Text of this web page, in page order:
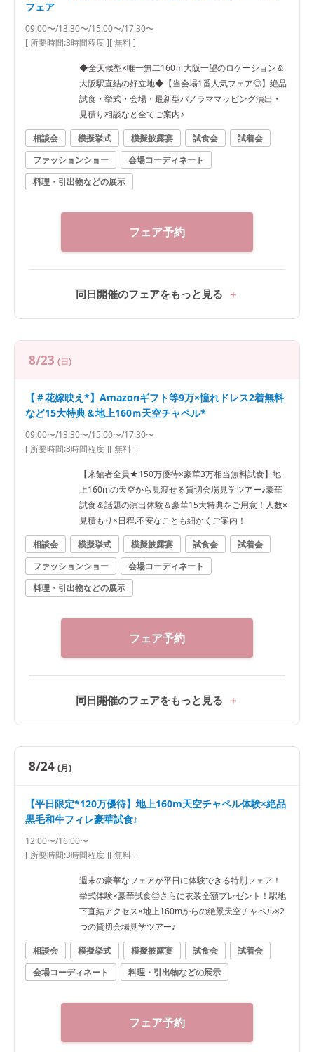
フェア
09:00〜/13:30〜/15:00〜/17:30〜
[ 所要時間:3時間程度][ 無料 ]
◆全天候型×唯一無二160ｍ大阪一望のロケーション＆
大阪駅直結の好立地◆【当会場1番人気フェア◎】絶品
試食・挙式・会場・最新型パノラママッピング演出・
見積り相談など全てご案内♪
相談会
模擬挙式 模擬披露宴 試食会
試着会
ファッションショー
会場コーディネート
料理・引出物などの展示
フェア予約
同日開催のフェアをもっと見る
8/23 (日)
【＃花嫁映え*】Amazonギフト等9万×憧れドレス2着無料
など15大特典＆地上160ｍ天空チャペル*
09:00〜/13:30〜/15:00〜/17:30〜
[ 所要時間:3時間程度][ 無料 ]
【来館者全員★150万優待×豪華3万相当無料試食】地
上160mの天空から見渡せる貸切会場見学ツアー♪豪華
試食＆話題の演出体験＆豪華15大特典をご用意！人数×
見積もり×日程.不安なことも細かくご案内！
相談会
模擬挙式 模擬披露宴 試食会
試着会
ファッションショー
会場コーディネート
料理・引出物などの展示
フェア予約
同日開催のフェアをもっと見る
8/24 (月)
【平日限定*120万優待】地上160m天空チャペル体験×絶品
黒毛和牛フィレ豪華試食♪
12:00〜/16:00〜
[ 所要時間:3時間程度][ 無料 ]
週末の豪華なフェアが平日に体験できる特別フェア！
挙式体験×豪華試食◎さらに衣装全額プレゼント！駅地
下直結アクセス×地上160mからの絶景天空チャペル×2
つの貸切会場見学ツアー♪
相談会
模擬挙式 模擬披露宴 試食会
試着会
会場コーディネート
料理・引出物などの展示
フェア予約